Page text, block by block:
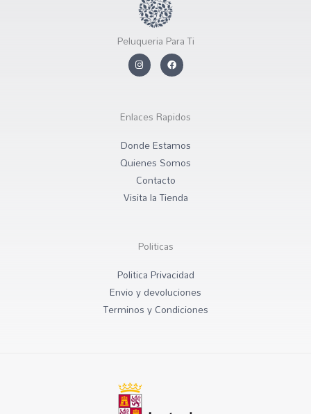
Peluqueria Para Ti
In
s
ra
F
a
c
o
k
Enlaces Rapidos
Donde Estamos
Quienes Somos
Contacto
Visita la Tienda
Politicas
Politica Privacidad
Envio y devoluciones
Terminos y Condiciones